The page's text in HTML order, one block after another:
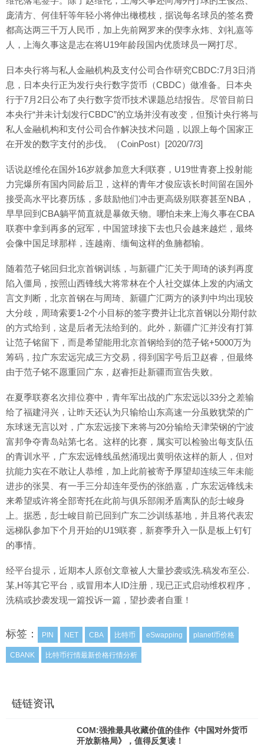
庞清方、何佳轩等年轻小将伸出橄榄枝，据说每名球员的签名费
都高达两三千万人民币，加上先前网罗来的偰李永炜、刘礼嘉等
人，上海久事这是志在将U19年龄段国内优质球员一网打尽。
日本央行将与私人金融机构及支付公司合作研究CBDC:7月3日消
息，日本央行正为发行央行数字货币（CBDC）做准备。日本央
行于7月2日公布了央行数字货币技术课题总结报告。尽管目前日
本央行“并未计划发行CBDC”的立场并没有改变，但预计央行将与
私人金融机构和支付公司合作解决技术问题，以跟上每个国家正
在开发的数字支付的步伐。（CoinPost）[2020/7/3]
话说赵维伦在国外16岁就参加意大利联赛，U19世青赛上投射能
力完爆所有国内同龄后卫，这样的青年才俊应该长时间留在国外
接受高水平比赛历练，多鼓励他们冲击更高级别联赛甚至NBA，
早早回到CBA躺平简直就是暴敛天物。哪怕未来上海久事在CBA
联赛中拿到再多的冠军，中国篮球接下去也只会越来越烂，最终
会像中国足球那样，连越南、缅甸这样的鱼腩都输。
随着范子铭回归北京首钢训练，与新疆广汇关于周琦的谈判再度
陷入僵局，按照山西锋线大将常林在个人社交媒体上发的内涵文
言文判断，北京首钢在与周琦、新疆广汇两方的谈判中均出现较
大分歧，周琦索要1-2个小目标的签字费并让北京首钢以分期付款
的方式给到，这是后者无法给到的。此外，新疆广汇并没有打算
让范子铭留下，而是希望能用北京首钢给到的范子铭+5000万为
筹码，拉广东宏远完成三方交易，得到国字号后卫赵睿，但最终
由于范子铭不愿重回广东，赵睿拒赴新疆而宣告失败。
在夏季联赛名次排位赛中，青年军出战的广东宏远以33分之差输
给了福建浔兴，让昨天还认为只输给山东高速一分虽败犹荣的广
东球迷无言以对，广东宏远接下来将与20分输给天津荣钢的宁波
富邦争夺青岛站第七名。这样的比赛，属实可以检验出每支队伍
的青训水平，广东宏远锋线虽然涌现出黄明依这样的新人，但对
抗能力实在不敢让人恭维，加上此前被寄予厚望却连续三年未能
进步的张昊、有一手三分却连年受伤的张皓嘉，广东宏远锋线未
来希望或许将全部寄托在此前与俱乐部闹矛盾离队的彭士峻身
上。据悉，彭士峻目前已回到广东二沙训练基地，并且将代表宏
远梯队参加下个月开始的U19联赛，新赛季升入一队是板上钉钉
的事情。
经平台提示，近期本人原创文章被人大量抄袭或洗.稿发布至公.
某,H等其它平台，或冒用本人ID注册，现已正式启动维权程序，
洗稿或抄袭发现一篇投诉一篇，望抄袭者自重！
标签： PIN NET CBA 比特币 eSwapping planet币价格
CBANK 比特币行情最新价格行情分析
链链资讯
COM:强推最具收藏价值的佳作《中国对外货币
开放新格局》，值得反复读！